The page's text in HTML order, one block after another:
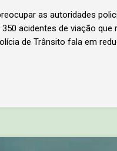
as autoridades
acidentes de viação que
de Trânsito fala em